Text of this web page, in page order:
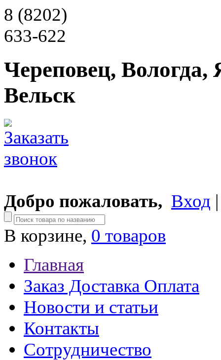
8 (8202)
633-622
Череповец, Вологда,
Вельск
Добро пожаловать, Вход
В корзине, 0 товаров
Главная
Заказ Доставка Оплата
Новости и статьи
Контакты
Сотрудничество